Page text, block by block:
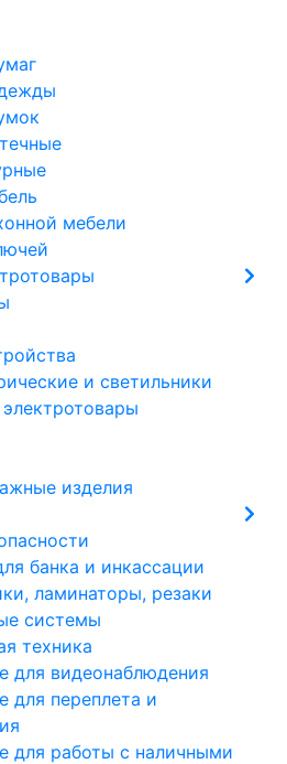
мебели
и светильники
изделия
банка и инкассации
ламинаторы, резаки
системы
техника
для видеонаблюдения
для переплета и
для работы с наличными